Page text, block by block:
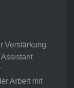
Verstärkung
Arbeit mit